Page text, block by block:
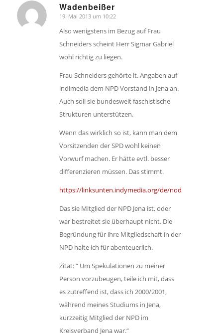
Wadenbeißer
sagte:
19. Mai 2013 um 10:22
Also wenigstens im Bezug auf Frau
Schneiders scheint Herr Sigmar Gabriel
wohl richtig zu liegen.
Frau Schneiders gehörte lt. Angaben auf
indimedia dem NPD Vorstand in Jena an.
Auch soll sie bundesweit faschistische
Strukturen unterstützen.
Wenn das wirklich so ist, kann man dem
Vorsitzenden der SPD wohl keinen
Vorwurf machen. Er hätte evtl. besser
differenzieren müssen. Das stimmt.
https://linksunten.indymedia.org/de/node/83875
Das sie Mitglied der NPD Jena ist, oder
war bestreitet sie überhaupt nicht. Die
Begründung für ihre Mitgliedschaft in der
NPD halte ich für abenteuerlich.
Zitat: “ Um Spekulationen zu meiner
Person vorzubeugen, teile ich mit, dass
es zutreffend ist, dass ich 2000/2001,
während meines Studiums in Jena,
kurzzeitig Mitglied der NPD im
Kreisverband Jena war.“